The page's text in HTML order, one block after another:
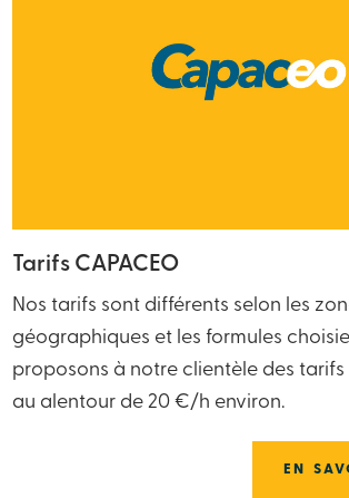
Tarifs CAPACEO
Nos tarifs sont différents selon les
géographiques et les formules
proposons à notre clientèle des tarifs
au alentour de 20 €/h environ.
EN